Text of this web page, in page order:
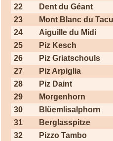
22
Dent du Géant
23
Mont Blanc du Tacul
24
Aiguille du Midi
25
Piz Kesch
26
Piz Griatschouls
27
Piz Arpiglia
28
Piz Daint
29
Morgenhorn
30
Blüemlisalphorn
31
Berglasspitze
32
Pizzo Tambo